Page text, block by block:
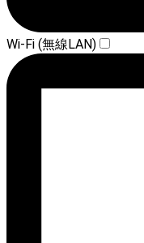
Wi-Fi (無線LAN)